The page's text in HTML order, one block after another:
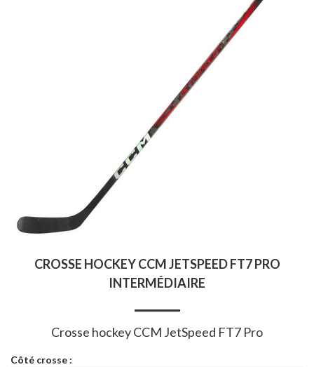
CROSSE HOCKEY CCM JETSPEED FT7 PRO
INTERMÉDIAIRE
Crosse hockey CCM JetSpeed FT7 Pro
Côté crosse :